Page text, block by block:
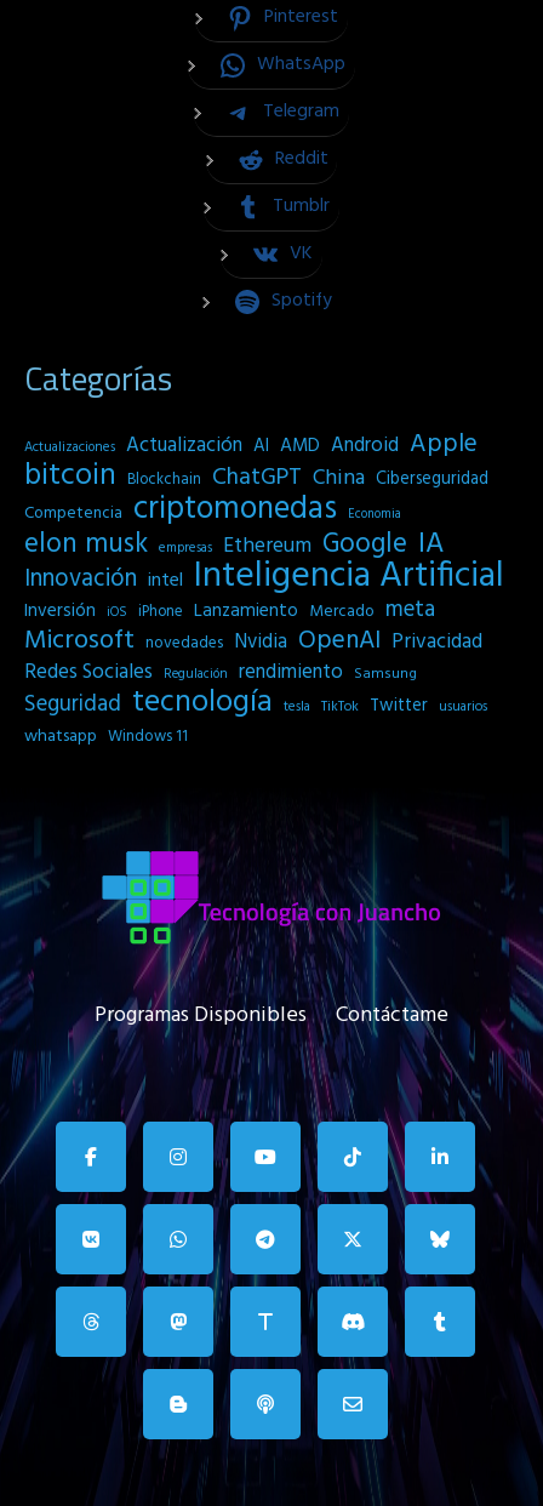
Pinterest
WhatsApp
Telegram
Reddit
Tumblr
VK
Spotify
Categorías
Actualizaciones Actualización AI AMD Android Apple
bitcoin Blockchain ChatGPT China Ciberseguridad
Competencia criptomonedas Economia
elon musk empresas Ethereum Google IA
Innovación intel Inteligencia Artificial
Inversión iOS iPhone Lanzamiento Mercado meta
Microsoft novedades Nvidia OpenAI Privacidad
Redes Sociales
Regulación rendimiento Samsung
Seguridad tecnología tesla TikTok Twitter usuarios
whatsapp Windows 11
Programas Disponibles Contáctame